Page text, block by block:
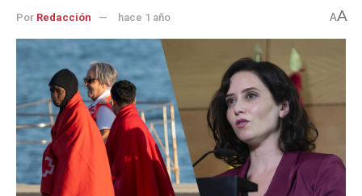
Por Redacción hace 1 año AA